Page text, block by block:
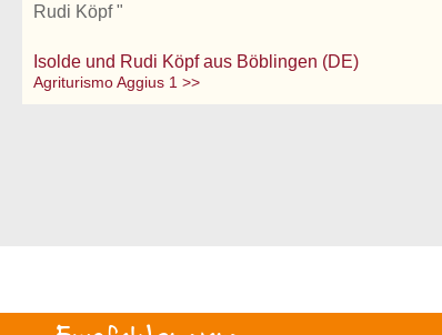
Rudi Köpf "
Isolde und Rudi Köpf aus Böblingen (DE)
Agriturismo Aggius 1 >>